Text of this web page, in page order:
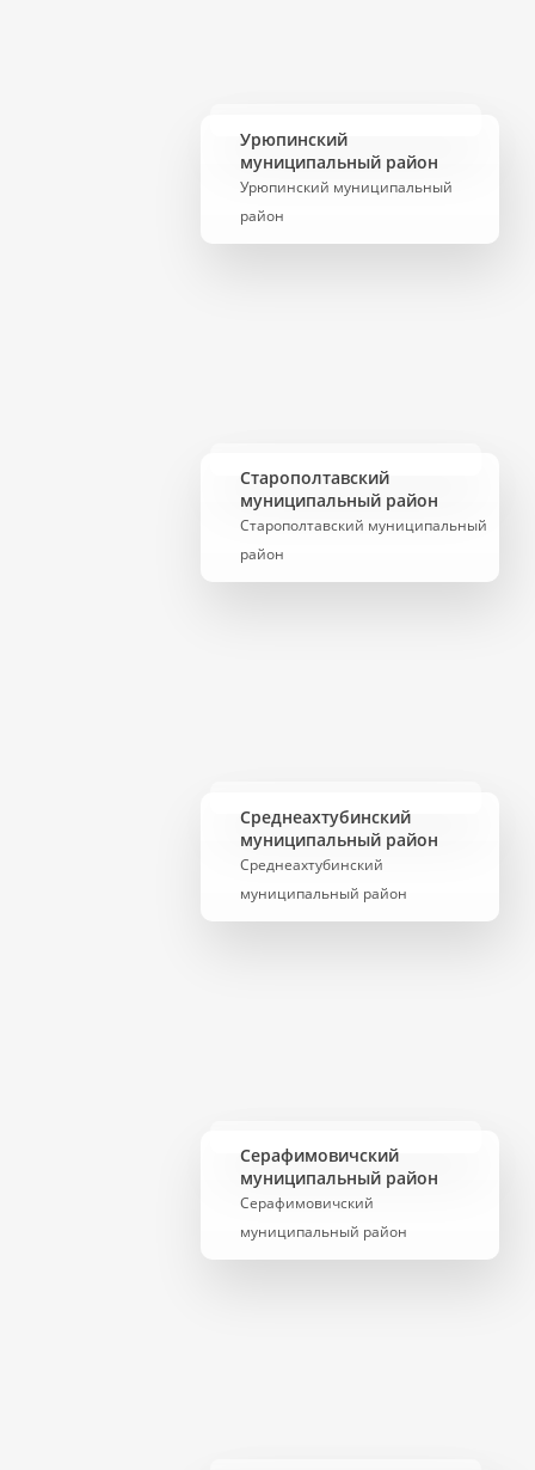
Урюпинский
муниципальный район
Урюпинский муниципальный
район
Старополтавский
муниципальный район
Старополтавский муниципальный
район
Среднеахтубинский
муниципальный район
Среднеахтубинский
муниципальный район
Серафимовичский
муниципальный район
Серафимовичский
муниципальный район